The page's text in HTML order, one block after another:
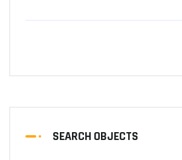
SEARCH OBJECTS